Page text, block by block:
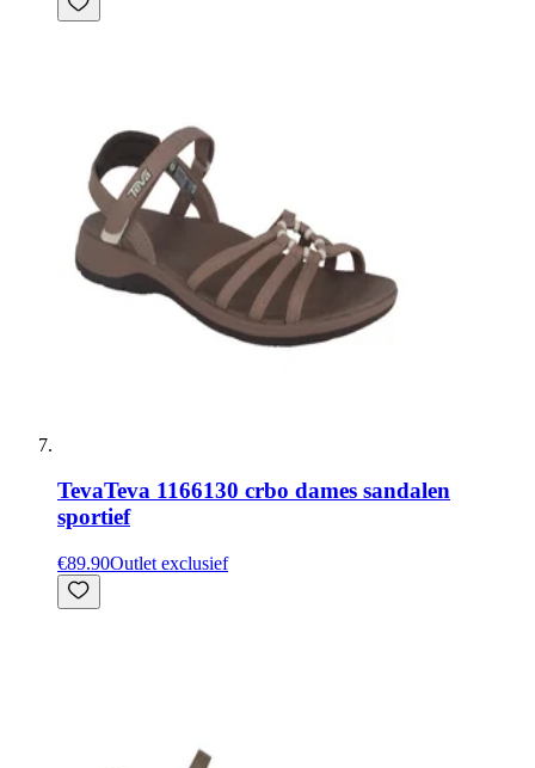
TevaTeva 1166130 crbo dames sandalen
sportief
€89.90Outlet exclusief